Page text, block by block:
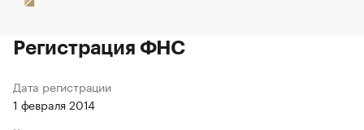
Регистрация ФНС
Дата регистрации
1 февраля 2014